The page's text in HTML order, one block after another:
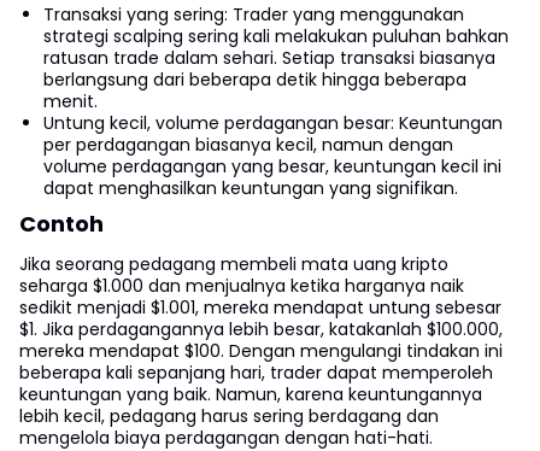
Transaksi yang sering: Trader yang menggunakan
strategi scalping sering kali melakukan puluhan bahkan
ratusan trade dalam sehari. Setiap transaksi biasanya
berlangsung dari beberapa detik hingga beberapa
menit.
Untung kecil, volume perdagangan besar: Keuntungan
per perdagangan biasanya kecil, namun dengan
volume perdagangan yang besar, keuntungan kecil ini
dapat menghasilkan keuntungan yang signifikan.
Contoh
Jika seorang pedagang membeli mata uang kripto
seharga $1.000 dan menjualnya ketika harganya naik
sedikit menjadi $1.001, mereka mendapat untung sebesar
$1. Jika perdagangannya lebih besar, katakanlah $100.000,
mereka mendapat $100. Dengan mengulangi tindakan ini
beberapa kali sepanjang hari, trader dapat memperoleh
keuntungan yang baik. Namun, karena keuntungannya
lebih kecil, pedagang harus sering berdagang dan
mengelola biaya perdagangan dengan hati-hati.